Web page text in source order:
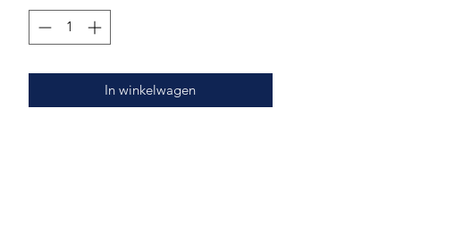
In winkelwagen